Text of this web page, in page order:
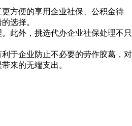
方便的享用企业社保、公积金待
选择。
此外，挑选代办企业社保处理不只
于企业防止不必要的劳作胶葛，对
来的无端支出。